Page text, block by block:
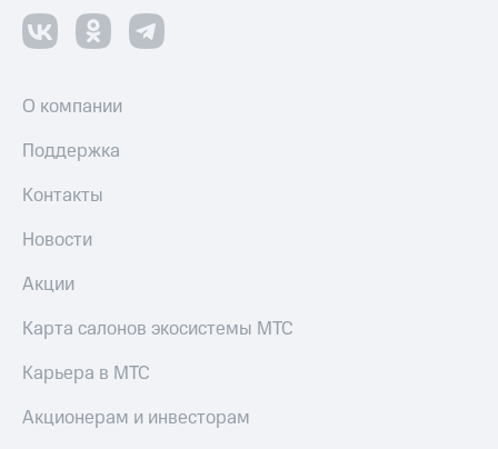
О компании
Поддержка
Контакты
Новости
Акции
Карта салонов экосистемы МТС
Карьера в МТС
Акционерам и инвесторам